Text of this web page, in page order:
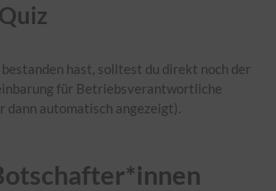
bestanden hast, solltest du direkt noch der
für Betriebsverantwortliche
dann automatisch angezeigt).